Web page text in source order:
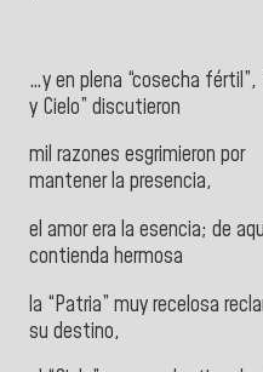
…y en plena “cosecha fértil”,
y Cielo” discutieron
mil razones esgrimieron por
mantener la presencia,
el amor era la esencia; de
contienda hermosa
la “Patria” muy recelosa
su destino,